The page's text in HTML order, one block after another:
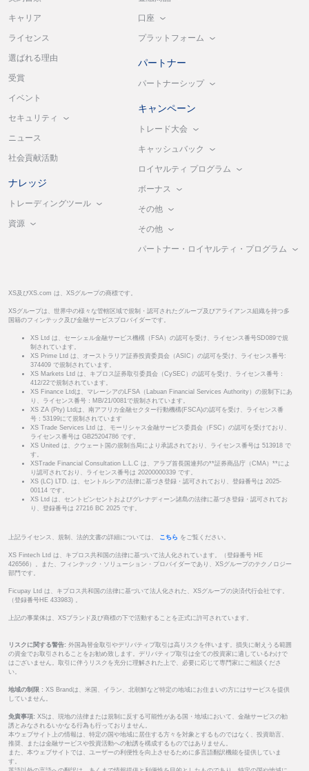
キャリア
ライセンス
選ばれる理由
受賞
イベント
セキュリティ
ニュース
社会貢献活動
ナレッジ
トレーディングツール
資源
口座
プラットフォーム
パートナー
パートナーシップ
キャンペーン
トレード大会
キャッシュバック
ロイヤルティ プログラム
ボーナス
その他
その他
パートナー・ロイヤルティ・プログラム
XS及びXS.com は、XSグループの商標です。
XSグループは、世界中の様々な管轄区域で規制・認可されたグループ及びアライアンス組織を持つ多
国籍のフィンテック及び金融サービスプロバイダーです。
XS Ltd は、セーシェル金融サービス機構（FSA）の認可を受け、ライセンス番号SD089で規
制されています。
XS Prime Ltd は、オーストラリア証券投資委員会（ASIC）の認可を受け、ライセンス番号:
374409 で規制されています。
XS Markets Ltd は、キプロス証券取引委員会（CySEC）の認可を受け、ライセンス番号：
412/22で規制されています。
XS Finance Ltdは、マレーシアのLFSA（Labuan Financial Services Authority）の規制下にあ
り、ライセンス番号：MB/21/0081で規制されています。
XS ZA (Pty) Ltdは、南アフリカ金融セクター行動機構(FSCA)の認可を受け、ライセンス番
号：53199にて規制されています
XS Trade Services Ltd は、モーリシャス金融サービス委員会（FSC）の認可を受けており、
ライセンス番号は GB25204786 です。
XS United は、クウェート国の規制当局により承認されており、ライセンス番号は 513918 で
す。
XSTrade Financial Consultation L.L.C は、アラブ首長国連邦の**証券商品庁（CMA）**によ
り認可されており、ライセンス番号は 20200000339 です。
XS (LC) LTD. は、セントルシアの法律に基づき登録・認可されており、登録番号は 2025-
00114 です。
XS Ltd は、セントビンセントおよびグレナディーン諸島の法律に基づき登録・認可されてお
り、登録番号は 27216 BC 2025 です。
上記ライセンス、規制、法的文書の詳細については、 こちら をご覧ください。
XS Fintech Ltd は、キプロス共和国の法律に基づいて法人化されています。（登録番号 HE
426566）。また、フィンテック・ソリューション・プロバイダーであり、XSグループのテクノロジー
部門です。
Ficupay Ltd は、キプロス共和国の法律に基づいて法人化された、XSグループの決済代行会社です。
（登録番号HE 433983) 。
上記の事業体は、XSブランド及び商標の下で活動することを正式に許可されています。
リスクに関する警告: 外国為替金取引やデリバティブ取引は高リスクを伴います。損失に耐えうる範囲
の資金でお取引されることをお勧め致します。デリバティブ取引は全ての投資家に適しているわけで
はございません。取引に伴うリスクを充分に理解された上で、必要に応じて専門家にご相談くださ
い。
地域の制限 : XS Brandは、米国、イラン、北朝鮮など特定の地域にお住まいの方にはサービスを提供
していません。
免責事項: XSは、現地の法律または規制に反する可能性がある国・地域において、金融サービスの勧
誘とみなされるいかなる行為も行っておりません。
本ウェブサイト上の情報は、特定の国や地域に居住する方々を対象とするものではなく、投資助言、
推奨、または金融サービスや投資活動への勧誘を構成するものではありません。
また、本ウェブサイトでは、ユーザーの利便性を向上させるために多言語翻訳機能を提供していま
す。